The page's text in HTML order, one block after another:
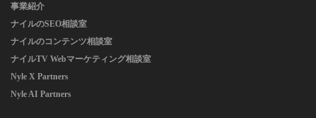
事業紹介
ナイルのSEO相談室
ナイルのコンテンツ相談室
ナイルTV Webマーケティング相談室
Nyle X Partners
Nyle AI Partners